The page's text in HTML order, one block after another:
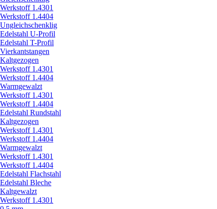
Werkstoff 1.4301
Werkstoff 1.4404
Ungleichschenklig
Edelstahl U-Profil
Edelstahl T-Profil
Vierkantstangen
Kaltgezogen
Werkstoff 1.4301
Werkstoff 1.4404
Warmgewalzt
Werkstoff 1.4301
Werkstoff 1.4404
Edelstahl Rundstahl
Kaltgezogen
Werkstoff 1.4301
Werkstoff 1.4404
Warmgewalzt
Werkstoff 1.4301
Werkstoff 1.4404
Edelstahl Flachstahl
Edelstahl Bleche
Kaltgewalzt
Werkstoff 1.4301